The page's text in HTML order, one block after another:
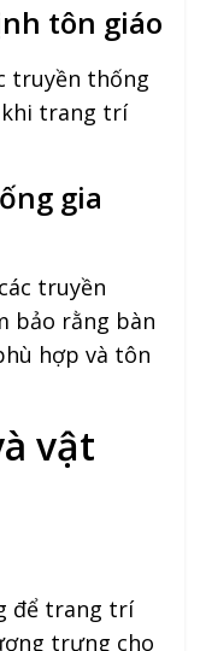
tôn giáo
truyền thống
khi trang trí
gia
truyền
bảo rằng bàn
hợp và tôn
vật
để trang trí
trưng cho